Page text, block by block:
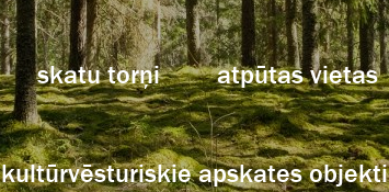
skatu torņi atpūtas vietas
kultūrvēsturiskie apskates objekti